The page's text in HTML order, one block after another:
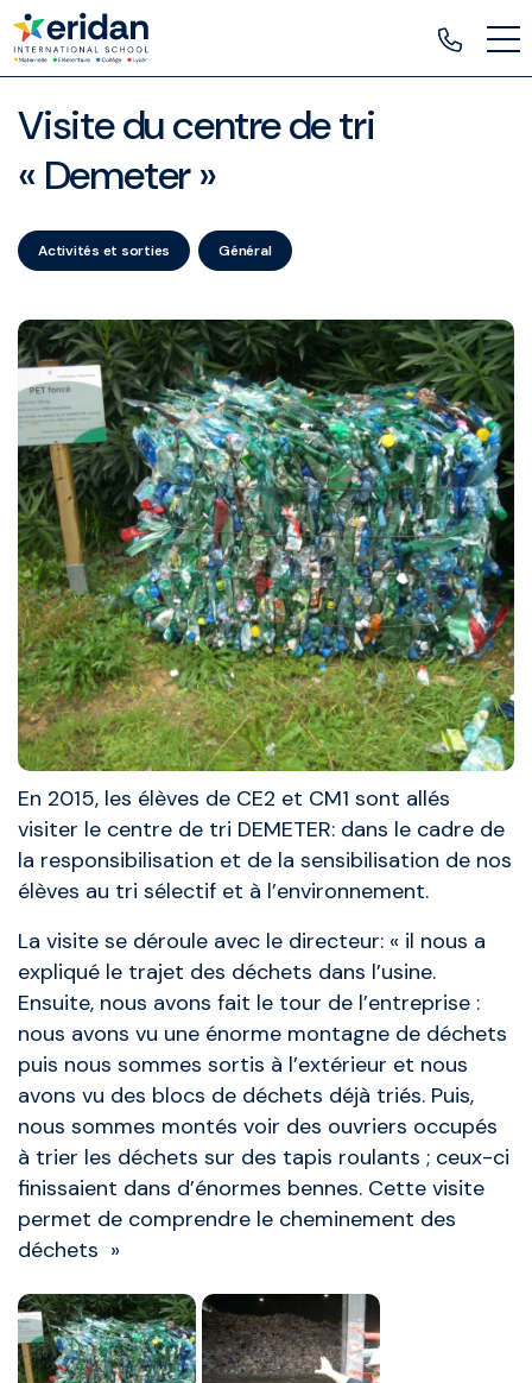
Visite du centre de tri
« Demeter »
Activités et sorties Général
En 2015, les élèves de CE2 et CM1 sont allés
visiter le centre de tri DEMETER: dans le cadre de
la responsibilisation et de la sensibilisation de nos
élèves au tri sélectif et à l’environnement.
La visite se déroule avec le directeur: « il nous a
expliqué le trajet des déchets dans l’usine.
Ensuite, nous avons fait le tour de l’entreprise :
nous avons vu une énorme montagne de déchets
puis nous sommes sortis à l’extérieur et nous
avons vu des blocs de déchets déjà triés. Puis,
nous sommes montés voir des ouvriers occupés
à trier les déchets sur des tapis roulants ; ceux-ci
finissaient dans d’énormes bennes. Cette visite
permet de comprendre le cheminement des
déchets »